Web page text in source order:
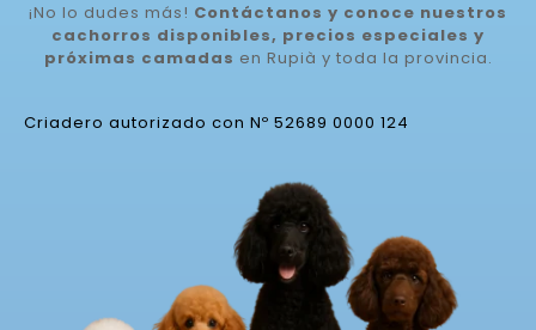
¡No lo dudes más! Contáctanos y conoce nuestros
cachorros disponibles, precios especiales y
próximas camadas en Rupià y toda la provincia.
Criadero autorizado con Nº 52689 0000 124